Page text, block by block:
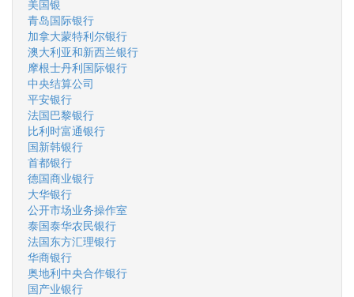
美国银
青岛国际银行
加拿大蒙特利尔银行
澳大利亚和新西兰银行
摩根士丹利国际银行
中央结算公司
平安银行
法国巴黎银行
比利时富通银行
国新韩银行
首都银行
德国商业银行
大华银行
公开市场业务操作室
泰国泰华农民银行
法国东方汇理银行
华商银行
奥地利中央合作银行
国产业银行